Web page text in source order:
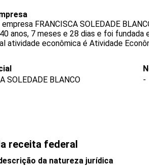
empresa FRANCISCA SOLEDADE
anos, 7 meses e 28 dias e foi
atividade econômica é Atividade
SOLEDADE BLANCO
-
receita federal
da natureza jurídica